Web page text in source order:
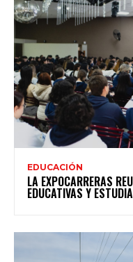
EDUCACIÓN
LA EXPOCARRERAS
EDUCATIVAS Y